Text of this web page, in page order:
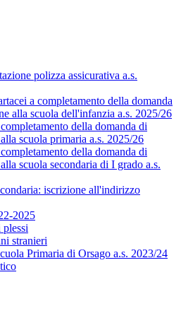
polizza assicurativa a.s.
a completamento della domanda
alla scuola dell'infanzia a.s. 2025/26
della domanda di
scuola primaria a.s. 2025/26
della domanda di
scuola secondaria di I grado a.s.
iscrizione all'indirizzo
2025
stranieri
Primaria di Orsago a.s. 2023/24